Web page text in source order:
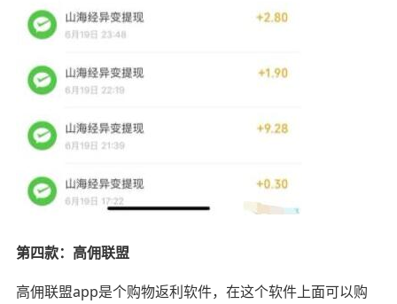
第四款：高佣联盟
高佣联盟app是个购物返利软件，在这个软件上面可以购